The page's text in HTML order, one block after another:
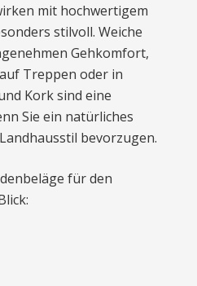
mit hochwertigem
stilvoll. Weiche
Gehkomfort,
Treppen oder in
Kork sind eine
Sie ein natürliches
bevorzugen.
für den